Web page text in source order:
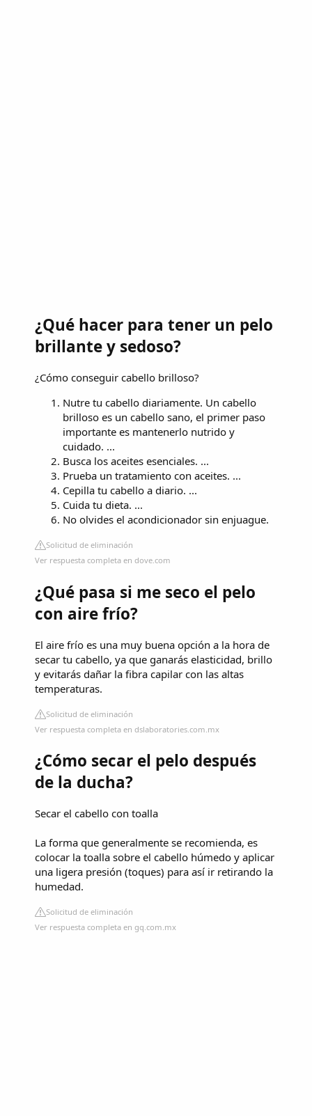
¿Qué hacer para tener un pelo
brillante y sedoso?
¿Cómo conseguir cabello brilloso?
Nutre tu cabello diariamente. Un cabello
brilloso es un cabello sano, el primer paso
importante es mantenerlo nutrido y
cuidado. ...
Busca los aceites esenciales. ...
Prueba un tratamiento con aceites. ...
Cepilla tu cabello a diario. ...
Cuida tu dieta. ...
No olvides el acondicionador sin enjuague.
Solicitud de eliminación
Ver respuesta completa en dove.com
¿Qué pasa si me seco el pelo
con aire frío?
El aire frío es una muy buena opción a la hora de
secar tu cabello, ya que ganarás elasticidad, brillo
y evitarás dañar la fibra capilar con las altas
temperaturas.
Solicitud de eliminación
Ver respuesta completa en dslaboratories.com.mx
¿Cómo secar el pelo después
de la ducha?
Secar el cabello con toalla
La forma que generalmente se recomienda, es
colocar la toalla sobre el cabello húmedo y aplicar
una ligera presión (toques) para así ir retirando la
humedad.
Solicitud de eliminación
Ver respuesta completa en gq.com.mx